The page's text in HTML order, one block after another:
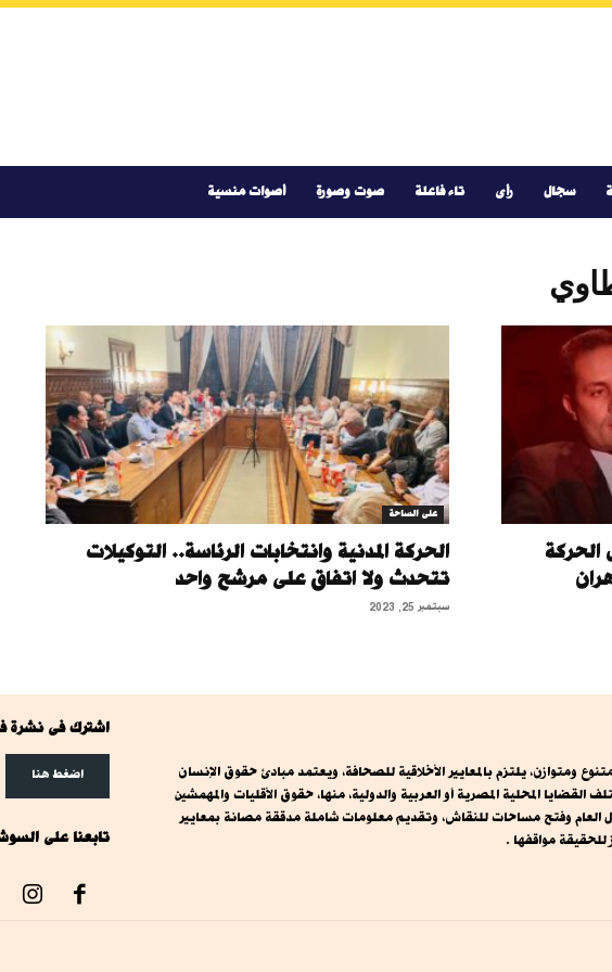
سجال رأى تاء فاعلة صوت وصورة أصوات منسية
الحركة
على الساحة
الحركة المدنية وانتخابات الرئاسة.. التوكيلات
تتحدث ولا اتفاق على مرشح واحد
سبتمبر 25, 2023
يلتزم بالمعايير الأخلاقية للصحافة، ويعتمد مبادئ حقوق الإنسان
المحلية المصرية أو العربية والدولية، منها، حقوق الأقليات والمهمشين
العام وفتح مساحات للنقاش، وتقديم معلومات شاملة مدققة مصانة بمعايير
للحقيقة مواقفها .
اشترك فى نشرة
اضغط هنا
تابعنا على